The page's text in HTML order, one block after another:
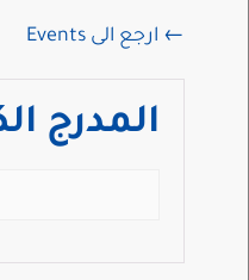
← ارجع الى Events
المدرج